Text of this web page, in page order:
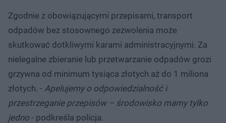
Zgodnie z obowiązującymi przepisami, transport
odpadów bez stosownego zezwolenia może
skutkować dotkliwymi karami administracyjnymi. Za
nielegalne zbieranie lub przetwarzanie odpadów grozi
grzywna od minimum tysiąca złotych aż do 1 miliona
złotych. - Apelujemy o odpowiedzialność i
przestrzeganie przepisów – środowisko mamy tylko
jedno - podkreśla policja.